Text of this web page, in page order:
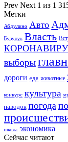
Prev Next 1 из 1
Метки
Абдулино Авто
Бузулук Власть
выборы
дороги еда животные
конкурс культура
паводок погода
школа экономика
Сейчас читают